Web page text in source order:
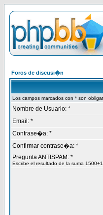
Foros de discusi�n
Los campos marcados con * son
Nombre de Usuario: *
Email: *
Contrase�a: *
Confirmar contrase�a: *
Pregunta ANTISPAM: *
Escribe el resultado de la suma